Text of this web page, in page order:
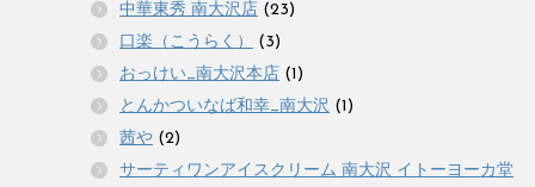
中華東秀 南大沢店 (23)
口楽（こうらく）
(3)
おっけい_南大沢本店 (1)
とんかついなば和幸_南大沢 (1)
茜や (2)
サーティワンアイスクリーム 南大沢 イトーヨーカ堂